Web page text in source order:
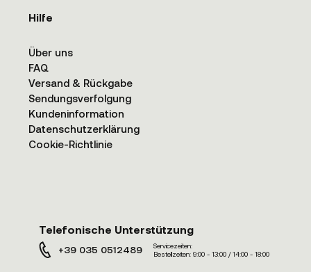
Hilfe
Über uns
FAQ
Versand & Rückgabe
Sendungsverfolgung
Kundeninformation
Datenschutzerklärung
Cookie-Richtlinie
Telefonische Unterstützung
+39 035 0512489
Servicezeiten:
Bestellzeiten: 9:00 - 13:00 / 14:00 - 18:00